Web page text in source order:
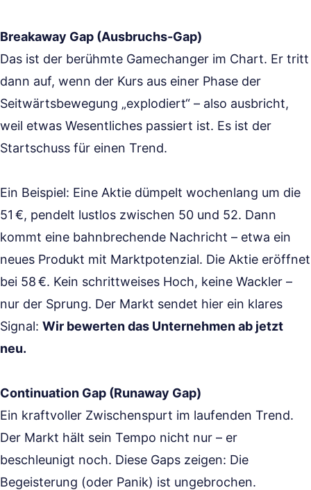
Breakaway Gap (Ausbruchs-Gap)
Das ist der berühmte Gamechanger im Chart. Er tritt
dann auf, wenn der Kurs aus einer Phase der
Seitwärtsbewegung „explodiert“ – also ausbricht,
weil etwas Wesentliches passiert ist. Es ist der
Startschuss für einen Trend.
Ein Beispiel: Eine Aktie dümpelt wochenlang um die
51 €, pendelt lustlos zwischen 50 und 52. Dann
kommt eine bahnbrechende Nachricht – etwa ein
neues Produkt mit Marktpotenzial. Die Aktie eröffnet
bei 58 €. Kein schrittweises Hoch, keine Wackler –
nur der Sprung. Der Markt sendet hier ein klares
Signal: Wir bewerten das Unternehmen ab jetzt
neu.
Continuation Gap (Runaway Gap)
Ein kraftvoller Zwischenspurt im laufenden Trend.
Der Markt hält sein Tempo nicht nur – er
beschleunigt noch. Diese Gaps zeigen: Die
Begeisterung (oder Panik) ist ungebrochen.